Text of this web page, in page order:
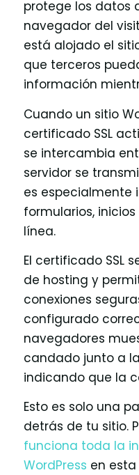
protege los datos
navegador del
está alojado el
que terceros
información
Cuando un sitio
certificado SSL
se intercambia
servidor se
es especialmente
formularios,
línea.
El certificado SSL
de hosting y
conexiones
configurado
navegadores
candado junto a
indicando que la
Esto es solo una
detrás de tu sitio.
funciona toda la
WordPress en